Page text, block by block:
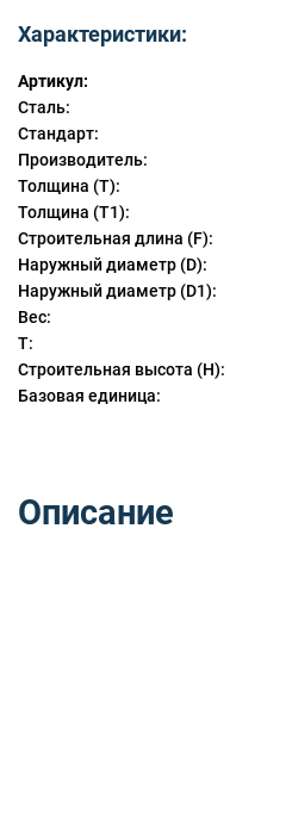
Характеристики:
Артикул:
Сталь:
Стандарт:
Производитель:
Толщина (T):
Толщина (T1):
Строительная длина (F):
Наружный диаметр (D):
Наружный диаметр (D1):
Вес:
T:
Строительная высота (Н):
Базовая единица:
Описание